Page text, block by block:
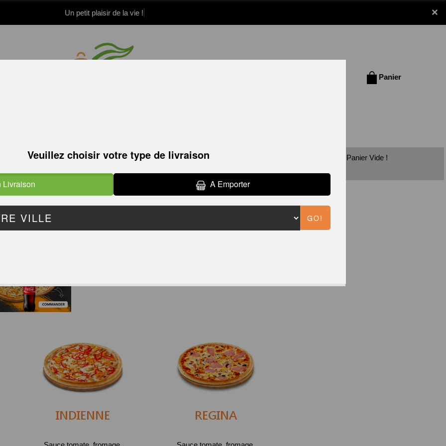
×
Un petit plaisir de la v
Panier
PIZZAS TOMATE
PIZZAS CRÈME
FRAÎCHE
PIZZAS MARINES
INDIENNE REGINA
Panier Vide !